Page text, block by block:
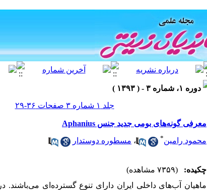
دوره ۱، شماره ۳ - ( ۱۳۹۳ )
جلد ۱ شماره ۳ صفحات ۳۶-۲۹
معرفی گونه‌های بومی جدید جنس Aphanius
محمود رامین* ، مسطوره دوستدار
چکیده:
(۷۳۵۹ مشاهده)
ماهیان آب‌های داخلی ایران دارای تنوع گسترده‌ای